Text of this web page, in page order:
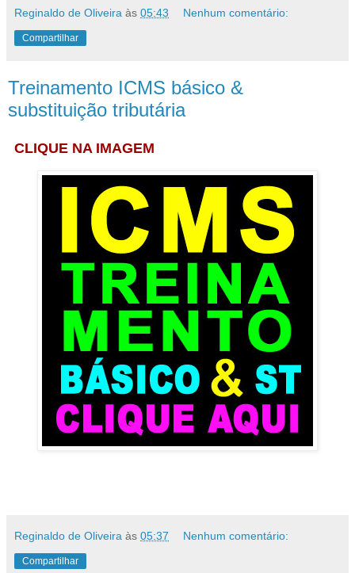
Reginaldo de Oliveira às 05:43 Nenhum comentário:
Compartilhar
Treinamento ICMS básico &
substituição tributária
CLIQUE NA IMAGEM
Reginaldo de Oliveira às 05:37 Nenhum comentário:
Compartilhar